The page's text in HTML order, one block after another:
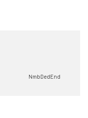
NmbDedEnd